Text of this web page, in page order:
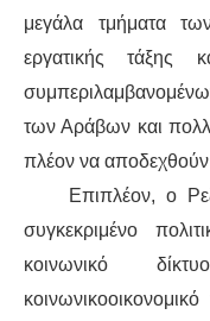
μεγάλα τμήματα
εργατικής τάξης
των Αράβων και
πλέον να αποδεχθούν
Επιπλέον, ο
συγκεκριμένο
κοινωνικό